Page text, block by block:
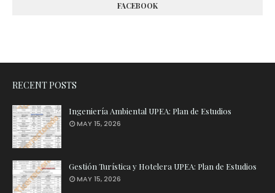
FACEBOOK
RECENT POSTS
Ingeniería Ambiental UPEA: Plan de Estudios
MAY 15, 2026
Gestión Turística y Hotelera UPEA: Plan de Estudios
MAY 15, 2026